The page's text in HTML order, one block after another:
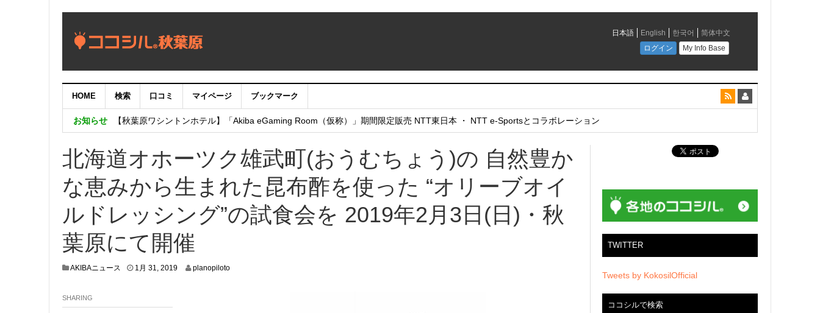
HOME 検索 口コミ マイページ ブックマーク
お知らせ
【重要：9月5日（火）22時】ココシル：アカウントサービス移行のお知らせ
【秋葉原ワシントンホテル】「Akiba eGaming Room（仮称）」期間限定販売 NTT東日本 ・ NTT e-Sportsとコラボレーション
北海道オホーツク雄武町(おうむちょう)の 自然豊か
な恵みから生まれた昆布酢を使った “オリーブオイ
ルドレッシング”の試食会を 2019年2月3日(日)・秋
葉原にて開催
AKIBAニュース 1月 31, 20191
planopiloto
SHARING
TWITTER
Tweets by KokosilOfficial
ココシルで検索